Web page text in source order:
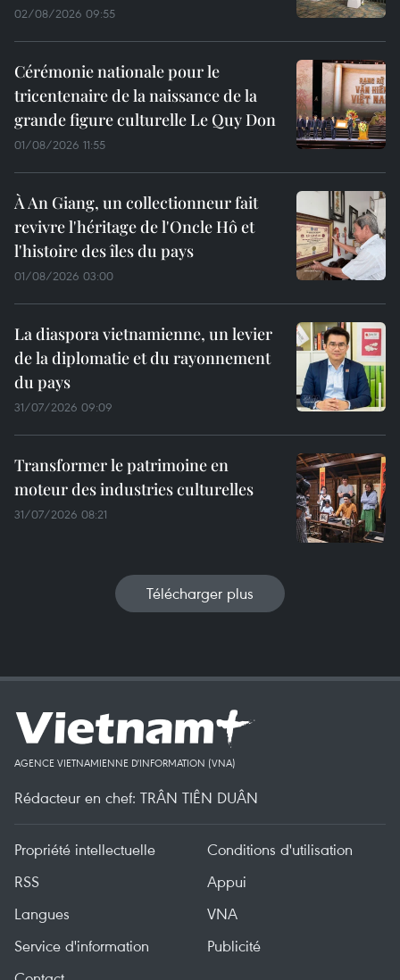
02/08/2026 09:55
Cérémonie nationale pour le
tricentenaire de la naissance de la
grande figure culturelle Le Quy Don
01/08/2026 11:55
À An Giang, un collectionneur fait
revivre l'héritage de l'Oncle Hô et
l'histoire des îles du pays
01/08/2026 03:00
La diaspora vietnamienne, un levier
de la diplomatie et du rayonnement
du pays
31/07/2026 09:09
Transformer le patrimoine en
moteur des industries culturelles
31/07/2026 08:21
Télécharger plus
AGENCE VIETNAMIENNE D'INFORMATION (VNA)
Rédacteur en chef: TRÂN TIÊN DUÂN
Propriété intellectuelle
Conditions d'utilisation
RSS
Appui
Langues
VNA
Service d'information
Publicité